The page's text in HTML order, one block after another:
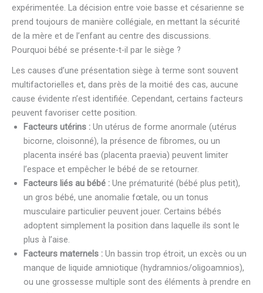
expérimentée. La décision entre voie basse et césarienne se
prend toujours de manière collégiale, en mettant la sécurité
de la mère et de l’enfant au centre des discussions.
Pourquoi bébé se présente-t-il par le siège ?
Les causes d’une présentation siège à terme sont souvent
multifactorielles et, dans près de la moitié des cas, aucune
cause évidente n’est identifiée. Cependant, certains facteurs
peuvent favoriser cette position.
Facteurs utérins : Un utérus de forme anormale (utérus
bicorne, cloisonné), la présence de fibromes, ou un
placenta inséré bas (placenta praevia) peuvent limiter
l’espace et empêcher le bébé de se retourner.
Facteurs liés au bébé : Une prématurité (bébé plus petit),
un gros bébé, une anomalie fœtale, ou un tonus
musculaire particulier peuvent jouer. Certains bébés
adoptent simplement la position dans laquelle ils sont le
plus à l’aise.
Facteurs maternels : Un bassin trop étroit, un excès ou un
manque de liquide amniotique (hydramnios/oligoamnios),
ou une grossesse multiple sont des éléments à prendre en